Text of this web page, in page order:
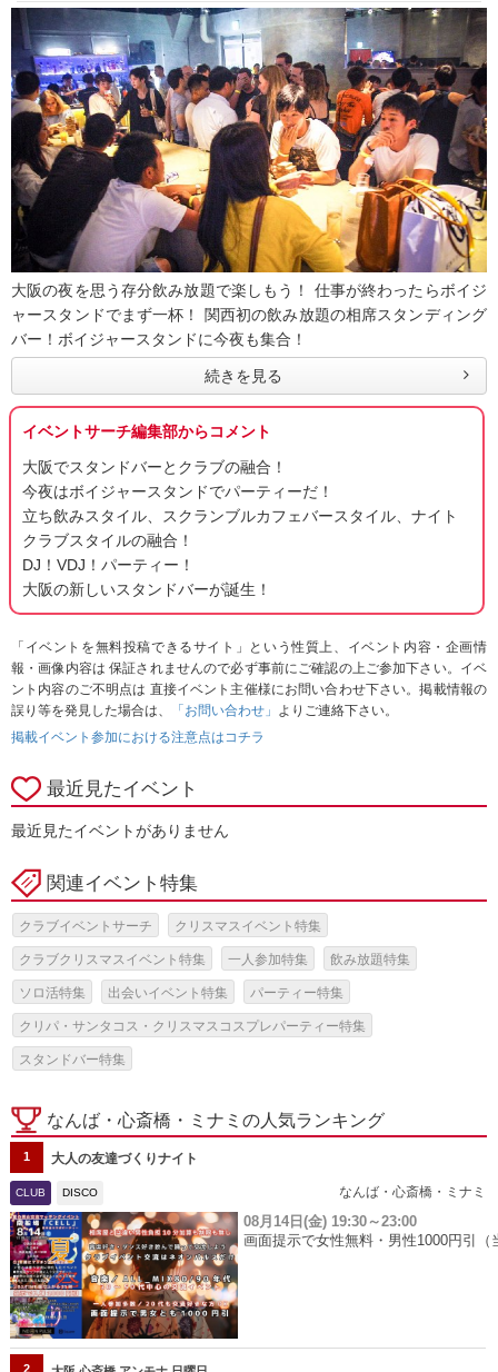
大阪の夜を思う存分飲み放題で楽しもう！ 仕事が終わったらボイジ
ャースタンドでまず一杯！ 関西初の飲み放題の相席スタンディング
バー！ボイジャースタンドに今夜も集合！
続きを見る
イベントサーチ編集部からコメント
大阪でスタンドバーとクラブの融合！
今夜はボイジャースタンドでパーティーだ！
立ち飲みスタイル、スクランブルカフェバースタイル、ナイト
クラブスタイルの融合！
DJ！VDJ！パーティー！
大阪の新しいスタンドバーが誕生！
「イベントを無料投稿できるサイト」という性質上、イベント内容・企画情
報・画像内容は 保証されませんので必ず事前にご確認の上ご参加下さい。イベ
ント内容のご不明点は 直接イベント主催様にお問い合わせ下さい。掲載情報の
誤り等を発見した場合は、
「お問い合わせ」 よりご連絡下さい。
掲載イベント参加における注意点はコチラ
最近見たイベント
最近見たイベントがありません
関連イベント特集
クラブイベントサーチ クリスマスイベント特集
クラブクリスマスイベント特集 一人参加特集 飲み放題特集
ソロ活特集 出会いイベント特集 パーティー特集
クリパ・サンタコス・クリスマスコスプレパーティー特集
スタンドバー特集
なんば・心斎橋・ミナミの人気ランキング
1 大人の友達づくりナイト
CLUB DISCO なんば・心斎橋・ミナミ
08月14日(金) 19:30～23:00
画面提示で女性無料・男性1000円引（
2